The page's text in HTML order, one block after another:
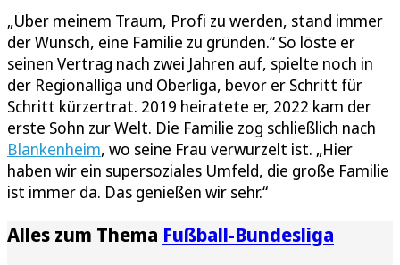
„Über meinem Traum, Profi zu werden, stand immer
der Wunsch, eine Familie zu gründen.“ So löste er
seinen Vertrag nach zwei Jahren auf, spielte noch in
der Regionalliga und Oberliga, bevor er Schritt für
Schritt kürzertrat. 2019 heiratete er, 2022 kam der
erste Sohn zur Welt. Die Familie zog schließlich nach
Blankenheim, wo seine Frau verwurzelt ist. „Hier
haben wir ein supersoziales Umfeld, die große Familie
ist immer da. Das genießen wir sehr.“
Alles zum Thema Fußball-Bundesliga